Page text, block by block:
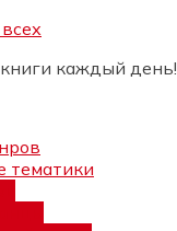
каждый день!
тематики